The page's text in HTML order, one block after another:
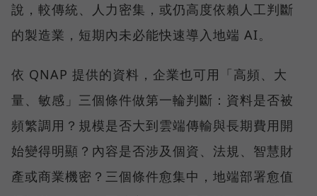
說，較傳統、人力密集，或仍高度依賴人工判斷
的製造業，短期內未必能快速導入地端 AI。
依 QNAP 提供的資料，企業也可用「高頻、大
量、敏感」三個條件做第一輪判斷：資料是否被
頻繁調用？規模是否大到雲端傳輸與長期費用開
始變得明顯？內容是否涉及個資、法規、智慧財
產或商業機密？三個條件愈集中，地端部署愈值